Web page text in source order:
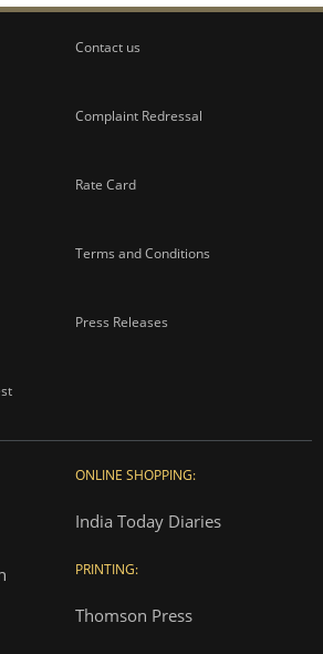
Contact us
Complaint Redressal
Rate Card
Terms and Conditions
Press Releases
ONLINE SHOPPING:
India Today Diaries
PRINTING:
Thomson Press